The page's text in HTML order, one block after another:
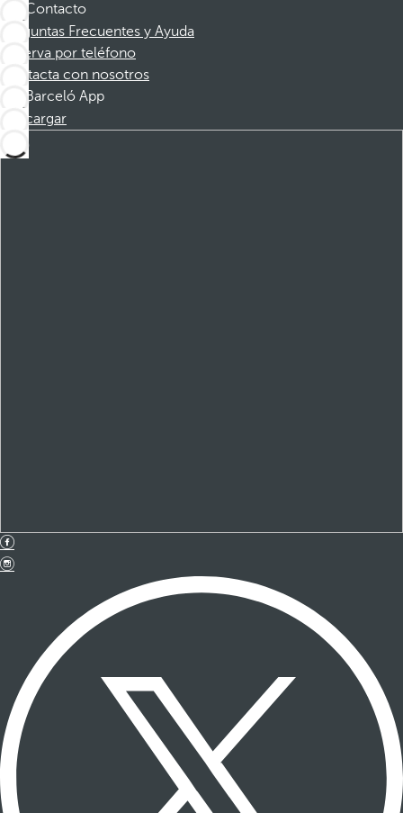
Contacto
Preguntas Frecuentes y Ayuda
Reserva por teléfono
Contacta con nosotros
Barceló App
Descargar